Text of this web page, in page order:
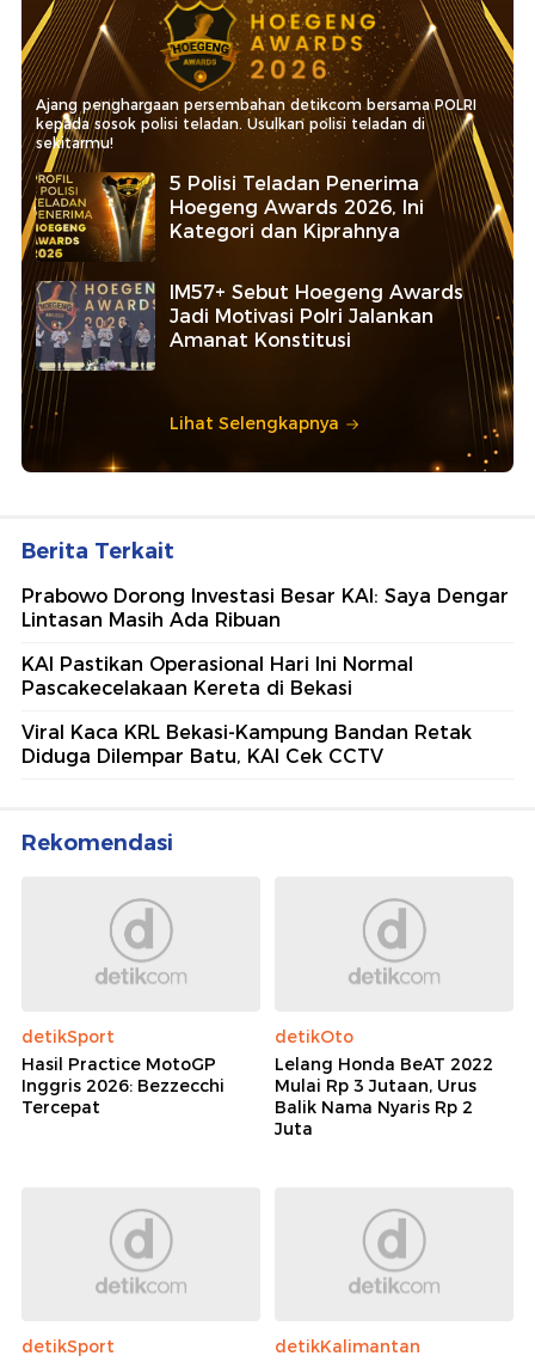
Ajang penghargaan persembahan detikcom bersama POLRI
kepada sosok polisi teladan. Usulkan polisi teladan di
sekitarmu!
5 Polisi Teladan Penerima
Hoegeng Awards 2026, Ini
Kategori dan Kiprahnya
IM57+ Sebut Hoegeng Awards
Jadi Motivasi Polri Jalankan
Amanat Konstitusi
Lihat Selengkapnya
Berita Terkait
Prabowo Dorong Investasi Besar KAI: Saya Dengar
Lintasan Masih Ada Ribuan
KAI Pastikan Operasional Hari Ini Normal
Pascakecelakaan Kereta di Bekasi
Viral Kaca KRL Bekasi-Kampung Bandan Retak
Diduga Dilempar Batu, KAI Cek CCTV
Rekomendasi
detikSport
Hasil Practice MotoGP
Inggris 2026: Bezzecchi
Tercepat
detikOto
Lelang Honda BeAT 2022
Mulai Rp 3 Jutaan, Urus
Balik Nama Nyaris Rp 2
Juta
detikSport
detikKalimantan